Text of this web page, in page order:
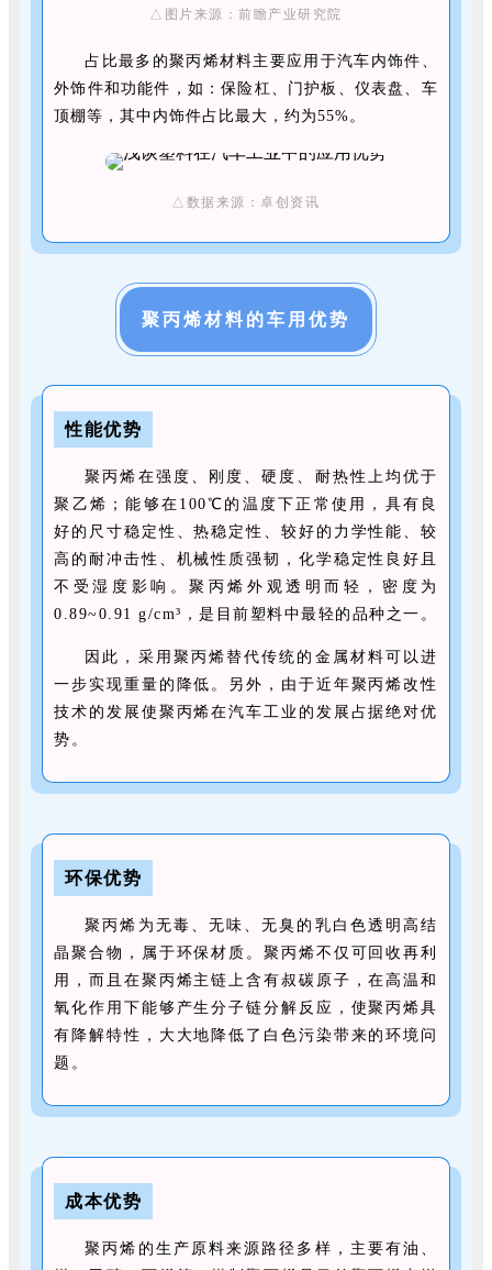
△图片来源：前瞻产业研究院
占比最多的聚丙烯材料主要应用于汽车内饰件、
外饰件和功能件，如：保险杠、门护板、仪表盘、车
顶棚等，其中内饰件占比最大，约为55%。
△数据来源：卓创资讯
聚丙烯材料的车用优势
性能优势
聚丙烯在强度、刚度、硬度、耐热性上均优于
聚乙烯；能够在100℃的温度下正常使用，具有良
好的尺寸稳定性、热稳定性、较好的力学性能、较
高的耐冲击性、机械性质强韧，化学稳定性良好且
不受湿度影响。聚丙烯外观透明而轻，密度为
0.89~0.91 g/cm³，是目前塑料中最轻的品种之一。
因此，采用聚丙烯替代传统的金属材料可以进
一步实现重量的降低。另外，由于近年聚丙烯改性
技术的发展使聚丙烯在汽车工业的发展占据绝对优
势。
环保优势
聚丙烯为无毒、无味、无臭的乳白色透明高结
晶聚合物，属于环保材质。聚丙烯不仅可回收再利
用，而且在聚丙烯主链上含有叔碳原子，在高温和
氧化作用下能够产生分子链分解反应，使聚丙烯具
有降解特性，大大地降低了白色污染带来的环境问
题。
成本优势
聚丙烯的生产原料来源路径多样，主要有油、